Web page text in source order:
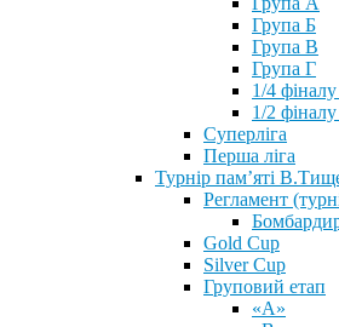
Група Б
Група В
Група Г
1/4
1/2
Суперліга
Перша ліга
Турнір пам’яті
Регламент
Gold Cup
Silver Cup
Груповий етап
«А»